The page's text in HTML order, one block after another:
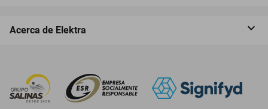
Acerca de Elektra